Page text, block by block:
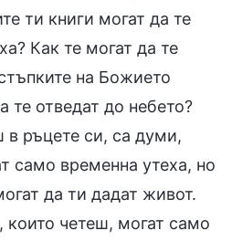
ти книги могат да те
Как те могат да те
на Божието
те отведат до небето?
ръцете си, са думи,
само временна утеха, но
да ти дадат живот.
които четеш, могат само